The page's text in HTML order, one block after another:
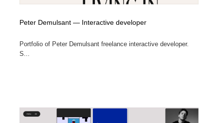
Peter Demulsant — Interactive developer
Portfolio of Peter Demulsant freelance interactive developer.
S...